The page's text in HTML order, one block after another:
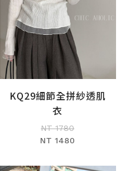
加入購物車
KQ29細節全拼紗透肌
衣
NT 1780
NT 1480